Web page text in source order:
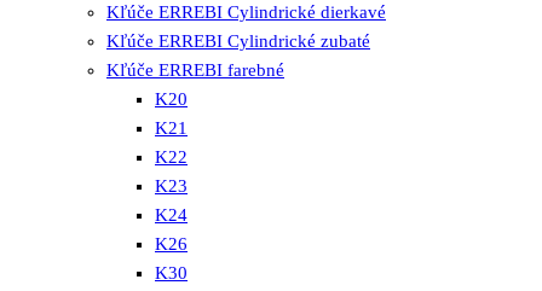
Kľúče ERREBI Cylindrické dierkavé
Kľúče ERREBI Cylindrické zubaté
Kľúče ERREBI farebné
K20
K21
K22
K23
K24
K26
K30